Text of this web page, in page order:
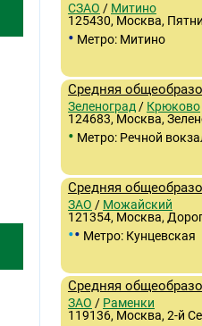
СЗАО / Митино
125430, Москва,
• Метро: Митино
Средняя
Зеленоград / Крюково
124683, Москва,
• Метро: Речной
Средняя
ЗАО / Можайский
121354, Москва,
•• Метро: Кунцевская
Средняя
ЗАО / Раменки
119136, Москва, 2-й